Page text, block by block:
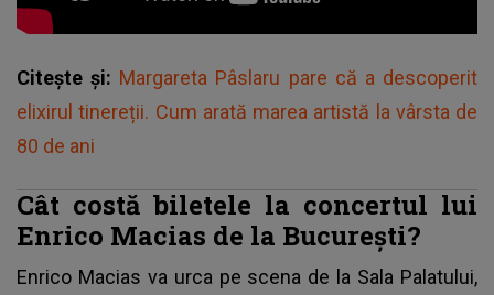
Citește și: Margareta Pâslaru pare că a descoperit
elixirul tinereții. Cum arată marea artistă la vârsta de
80 de ani
Cât costă biletele la concertul lui
Enrico Macias de la București?
Enrico Macias va urca pe scena de la Sala Palatului,